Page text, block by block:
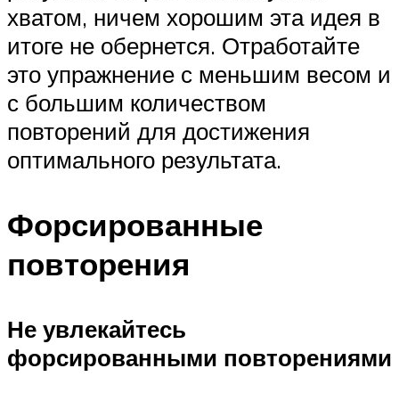
хватом, ничем хорошим эта идея в
итоге не обернется. Отработайте
это упражнение с меньшим весом и
с большим количеством
повторений для достижения
оптимального результата.
Форсированные
повторения
Не увлекайтесь
форсированными повторениями